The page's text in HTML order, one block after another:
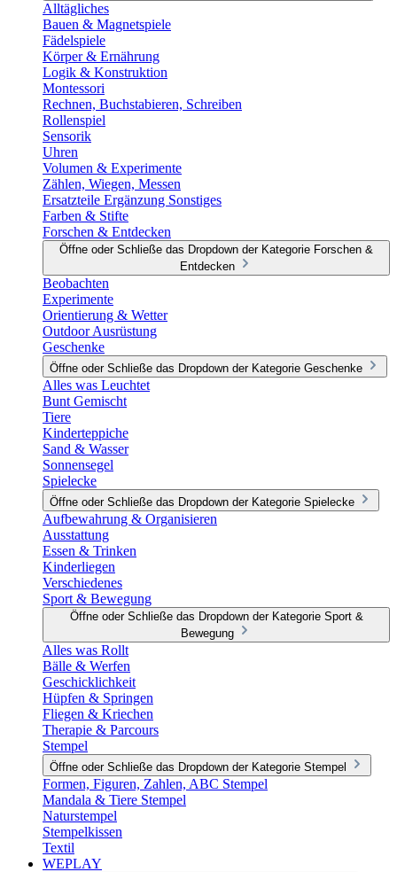
Alltägliches
Bauen & Magnetspiele
Fädelspiele
Körper & Ernährung
Logik & Konstruktion
Montessori
Rechnen, Buchstabieren, Schreiben
Rollenspiel
Sensorik
Uhren
Volumen & Experimente
Zählen, Wiegen, Messen
Ersatzteile Ergänzung Sonstiges
Farben & Stifte
Forschen & Entdecken
Öffne oder Schließe das Dropdown der Kategorie Forschen &
Entdecken
Beobachten
Experimente
Orientierung & Wetter
Outdoor Ausrüstung
Geschenke
Öffne oder Schließe das Dropdown der Kategorie Geschenke
Alles was Leuchtet
Bunt Gemischt
Tiere
Kinderteppiche
Sand & Wasser
Sonnensegel
Spielecke
Öffne oder Schließe das Dropdown der Kategorie Spielecke
Aufbewahrung & Organisieren
Ausstattung
Essen & Trinken
Kinderliegen
Verschiedenes
Sport & Bewegung
Öffne oder Schließe das Dropdown der Kategorie Sport &
Bewegung
Alles was Rollt
Bälle & Werfen
Geschicklichkeit
Hüpfen & Springen
Fliegen & Kriechen
Therapie & Parcours
Stempel
Öffne oder Schließe das Dropdown der Kategorie Stempel
Formen, Figuren, Zahlen, ABC Stempel
Mandala & Tiere Stempel
Naturstempel
Stempelkissen
Textil
WEPLAY